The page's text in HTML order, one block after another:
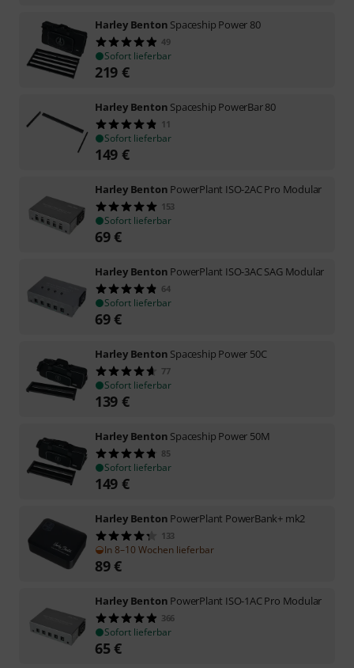
Harley Benton Spaceship Power 80
49
Sofort lieferbar
219 €
Harley Benton Spaceship PowerBar 80
11
Sofort lieferbar
149 €
Harley Benton PowerPlant ISO-2AC Pro Modular
153
Sofort lieferbar
69€
Harley Benton PowerPlant ISO-3AC SAG Modular
64
Sofort lieferbar
69€
Harley Benton Spaceship Power 50C
77
Sofort lieferbar
139 €
Harley Benton Spaceship Power 50M
85
Sofort lieferbar
149 €
Harley Benton PowerPlant PowerBank+ mk2
133
In 8–10 Wochen lieferbar
89€
Harley Benton PowerPlant ISO-1AC Pro Modular
366
Sofort lieferbar
65€